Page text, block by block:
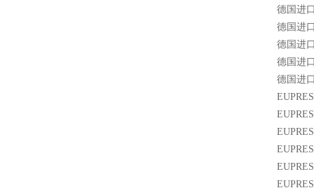
德国进
德国进
德国进
德国进
德国进